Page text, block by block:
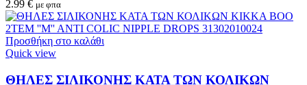
2.99 € με φπα
Προσθήκη στο καλάθι
Quick view
ΘΗΛΕΣ ΣΙΛΙΚΟΝΗΣ ΚΑΤΑ ΤΩΝ ΚΟΛΙΚΩΝ